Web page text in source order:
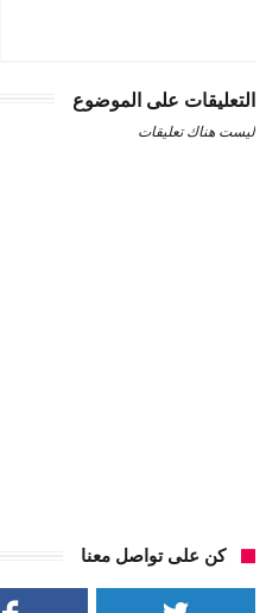
التعليقات على الموضوع
ليست هناك تعليقات
كن على تواصل معنا